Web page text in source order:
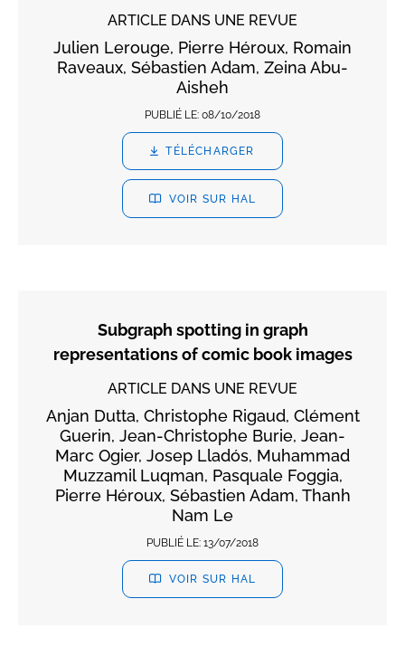
ARTICLE DANS UNE REVUE
Julien Lerouge, Pierre Héroux, Romain
Raveaux, Sébastien Adam, Zeina Abu-
Aisheh
PUBLIÉ LE: 08/10/2018
TÉLÉCHARGER
VOIR SUR HAL
Subgraph spotting in graph
representations of comic book images
ARTICLE DANS UNE REVUE
Anjan Dutta, Christophe Rigaud, Clément
Guerin, Jean-Christophe Burie, Jean-
Marc Ogier, Josep Lladós, Muhammad
Muzzamil Luqman, Pasquale Foggia,
Pierre Héroux, Sébastien Adam, Thanh
Nam Le
PUBLIÉ LE: 13/07/2018
VOIR SUR HAL